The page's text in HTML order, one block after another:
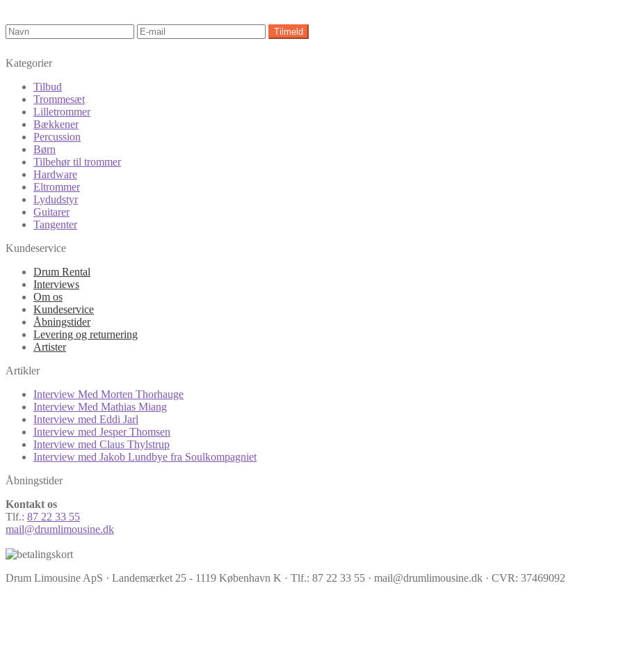
Kategorier
Tilbud
Trommesæt
Lilletrommer
Bækkener
Percussion
Børn
Tilbehør til trommer
Hardware
Eltrommer
Lydudstyr
Guitarer
Tangenter
Kundeservice
Drum Rental
Interviews
Om os
Kundeservice
Åbningstider
Levering og returnering
Artister
Artikler
Interview Med Morten Thorhauge
Interview Med Mathias Miang
Interview med Eddi Jarl
Interview med Jesper Thomsen
Interview med Claus Thylstrup
Interview med Jakob Lundbye fra Soulkompagniet
Åbningstider
Kontakt os
Tlf.: 87 22 33 55
mail@drumlimousine.dk
Drum Limousine ApS · Landemærket 25 - 1119 København K · Tlf.: 87 22 33 55 · mail@drumlimousine.dk · CVR: 37469092